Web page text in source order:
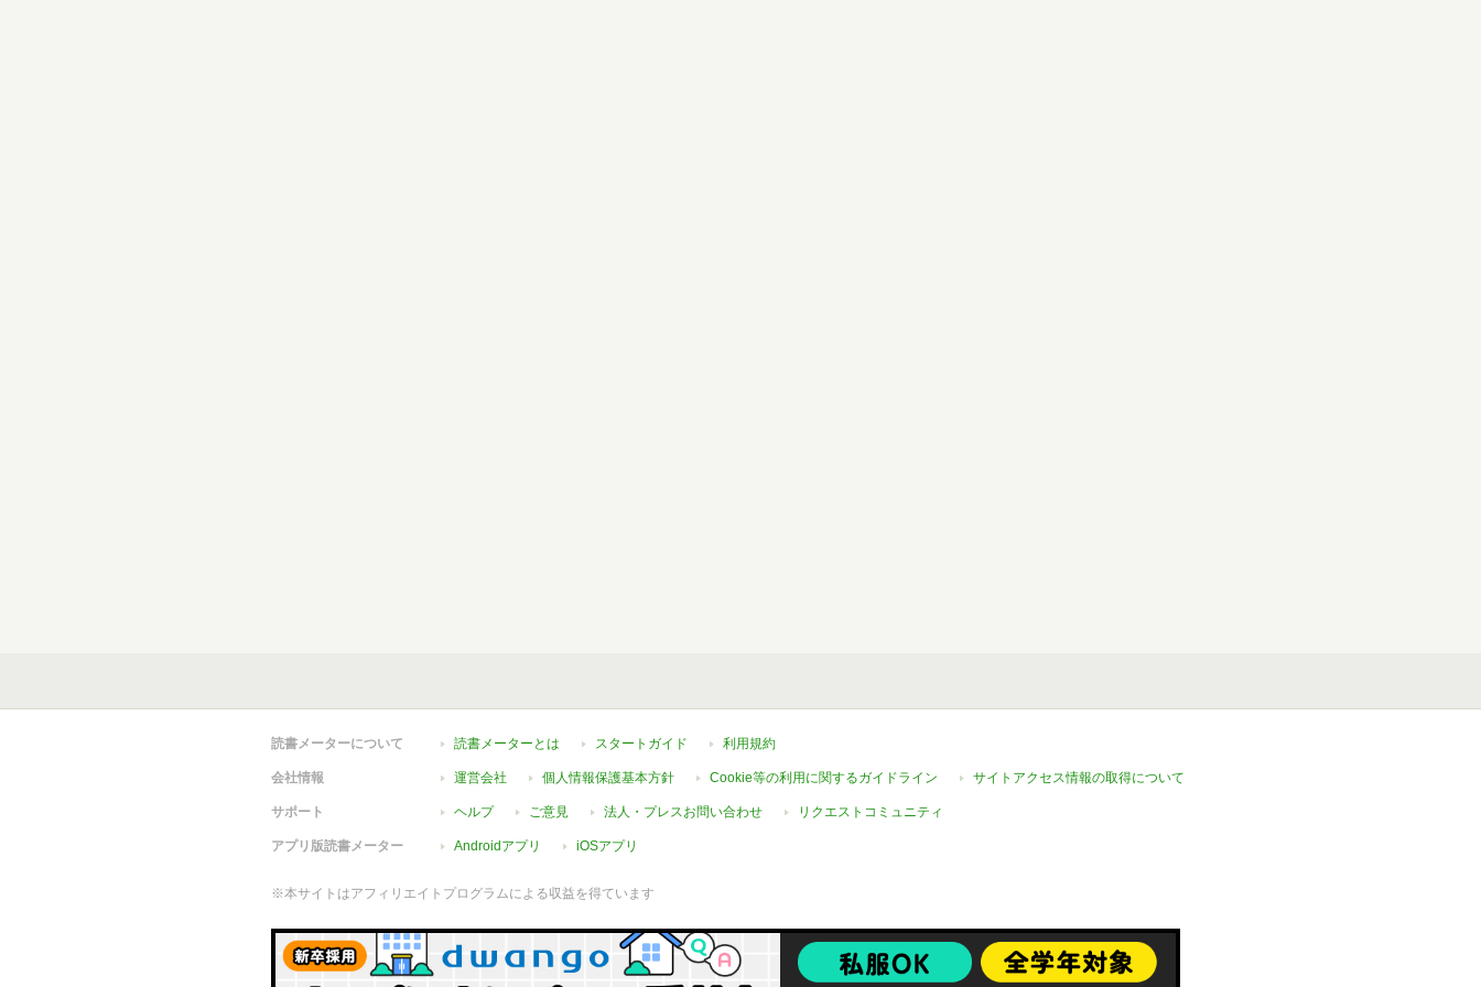
読書メーターについて 読書メーターとは スタートガイド 利用規約
会社情報 運営会社 個人情報保護基本方針 Cookie等の利用に関するガイドライン サイトアクセス情報の取得について
サポート ヘルプ ご意見 法人・プレスお問い合わせ リクエストコミュニティ
アプリ版読書メーター Androidアプリ iOSアプリ
※本サイトはアフィリエイトプログラムによる収益を得ています